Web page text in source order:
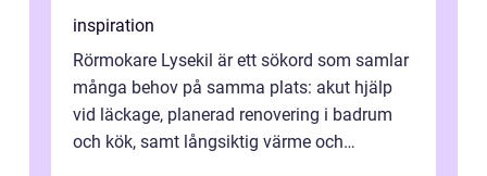
inspiration
Rörmokare Lysekil är ett sökord som samlar
många behov på samma plats: akut hjälp
vid läckage, planerad renovering i badrum
och kök, samt långsiktig värme och